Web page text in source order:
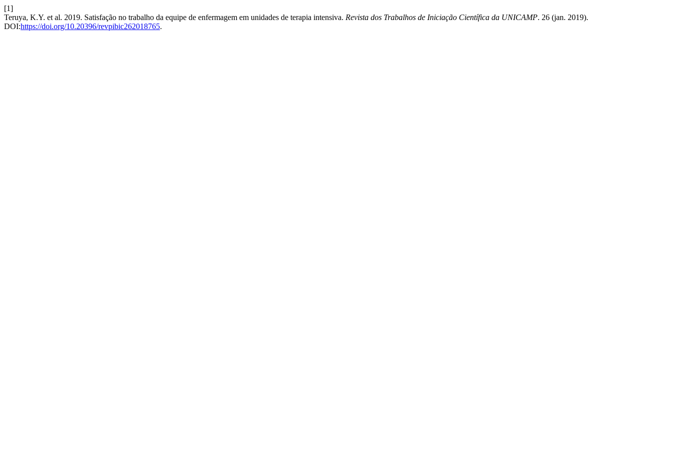
[1]
Teruya, K.Y. et al. 2019. Satisfação no trabalho da equipe de enfermagem em unidades de terapia intensiva. Revista dos Trabalhos de Iniciação Científica da UNICAMP. 26 (jan. 2019).
DOI:https://doi.org/10.20396/revpibic262018765.